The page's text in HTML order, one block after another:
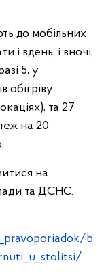
до мобільних
і вдень, і вночі,
5, у
обігріву
та 27
на 20
на
та ДСНС.
b